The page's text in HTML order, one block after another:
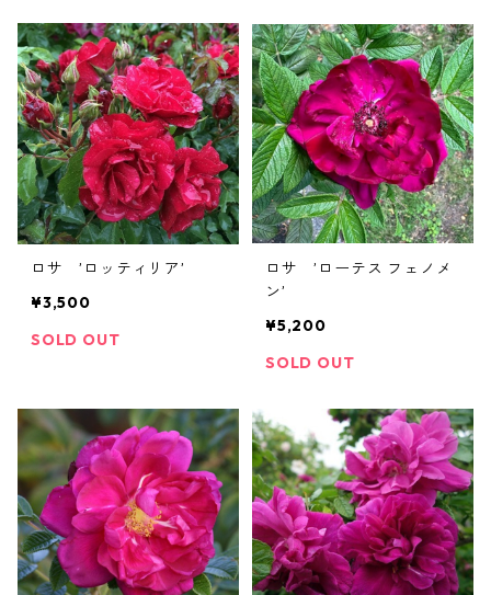
ロサ ’ロッティリア’
¥3,500
SOLD OUT
ロサ ’ローテス フェノメ
ン’
¥5,200
SOLD OUT